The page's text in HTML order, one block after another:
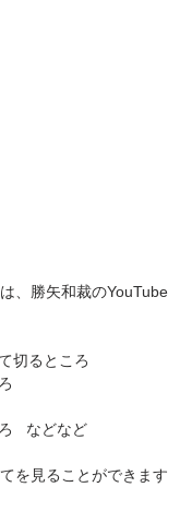
、勝矢和裁のYouTube
切るところ
などなど
を見ることができます